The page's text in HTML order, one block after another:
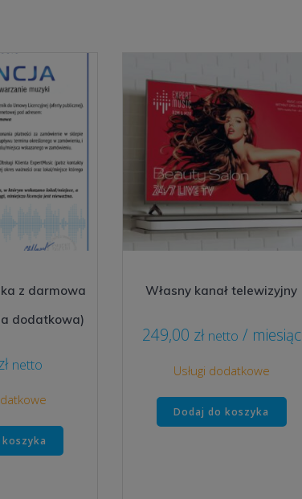
z darmowa
dodatkowa)
netto
Własny kanał telewizyjny
249,00 zł netto / miesiąc
Usługi dodatkowe
Dodaj do koszyka